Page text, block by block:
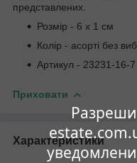
представлених.
Розмір - 6 х 1 см
Колір - асорті без
Артикул - 23231-16-7
Приховати
Характеристики